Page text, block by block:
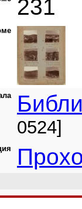
231
0524]